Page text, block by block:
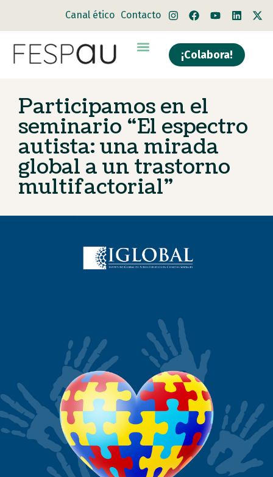
Canal ético Contacto
¡Colabora!
Participamos en el
seminario “El espectro
autista: una mirada
global a un trastorno
multifactorial”